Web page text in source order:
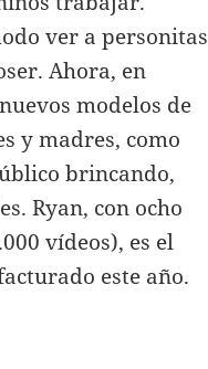
ver a personitas
Ahora, en
modelos de
y madres, como
brincando,
Ryan, con ocho
vídeos), es el
este año.